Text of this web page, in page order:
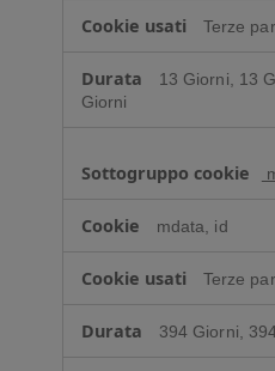
Terze
13 Giorni, 13
Giorni
mdata, id
Terze
394 Giorni,